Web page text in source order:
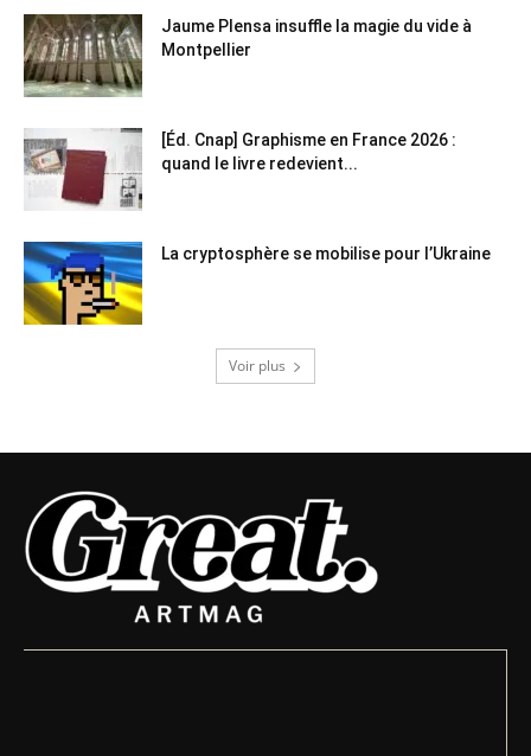
Jaume Plensa insuffle la magie du vide à
Montpellier
[Éd. Cnap] Graphisme en France 2026 :
quand le livre redevient...
La cryptosphère se mobilise pour l’Ukraine
Voir plus